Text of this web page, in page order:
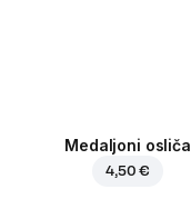
Medaljoni osliča
4,50 €